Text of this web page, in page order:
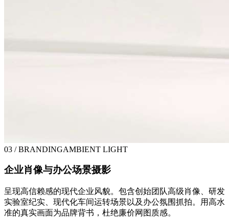
03 / BRANDINGAMBIENT LIGHT
企业肖像与办公场景摄影
呈现高信赖感的现代企业风貌。包含创始团队高级肖像、研发
实验室纪实、现代化车间运转场景以及办公氛围抓拍。用高水
准的真实画面为品牌背书，杜绝廉价网图质感。